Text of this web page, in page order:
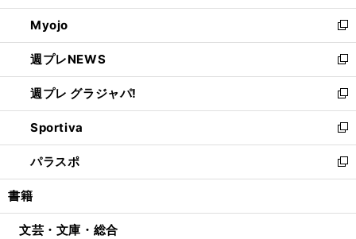
開
く
ウ
で
開
く
ン
ド
ウ
で
開
く
ウ
ィ
ン
ド
ウ
で
開
く
Myojo
新
し
い
ウ
ィ
ン
ド
ウ
で
開
週プレNEWS
新
し
い
ウ
ィ
ン
ド
ウ
開
週プレ グラジャパ!
新
し
い
ウ
ィ
ン
ウ
Sportiva
新
し
い
ウ
ン
パラスポ
新
し
ウ
書籍
文芸・文庫・総合